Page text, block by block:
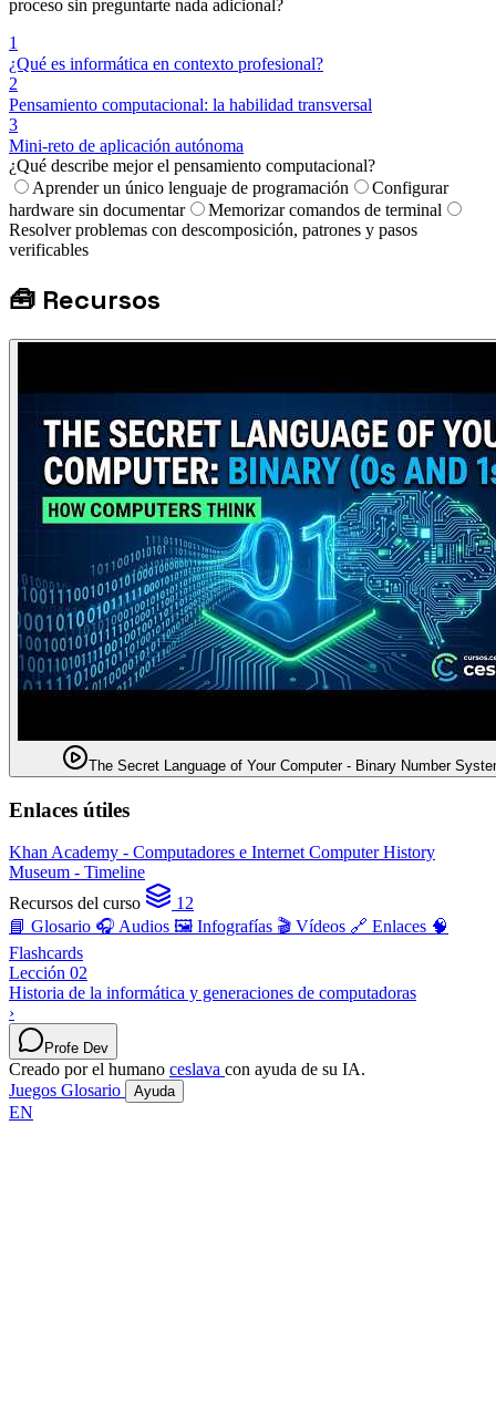
proceso sin preguntarte nada adicional?
1
¿Qué es informática en contexto profesional?
2
Pensamiento computacional: la habilidad transversal
3
Mini-reto de aplicación autónoma
¿Qué describe mejor el pensamiento computacional?
Aprender un único lenguaje de programación
Configurar
hardware sin documentar
Memorizar comandos de terminal
Resolver problemas con descomposición, patrones y pasos
verificables
🧰 Recursos
The Secret Language of Your Computer - Binary Number
Enlaces útiles
Khan Academy - Computadores e Internet Computer History
Museum - Timeline
Recursos del curso
12
📘 Glosario 🎧 Audios 🖼️ Infografías 🎬 Vídeos 🔗 Enlaces 🧠
Flashcards
Lección 02
Historia de la informática y generaciones de computadoras
›
Profe Dev
Creado por el humano ceslava con ayuda de su IA.
Juegos Glosario Ayuda
EN